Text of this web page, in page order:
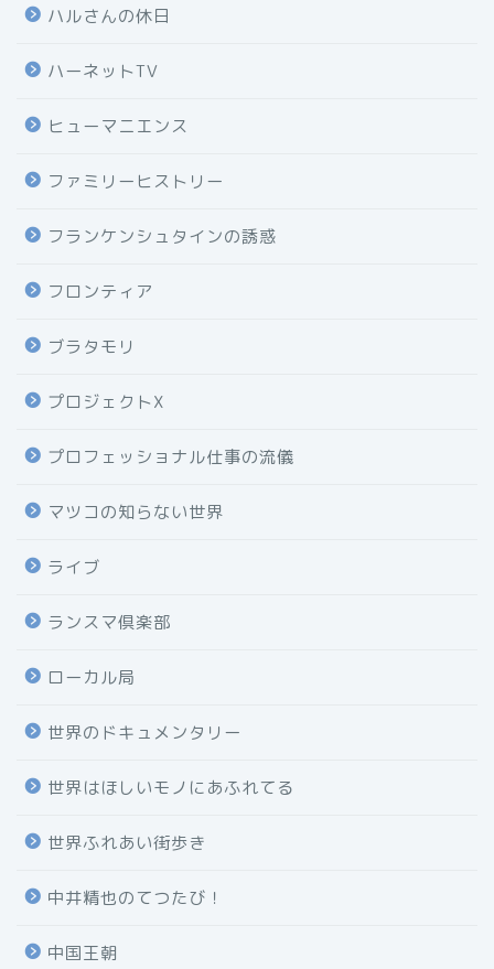
ハルさんの休日
ハーネットTV
ヒューマニエンス
ファミリーヒストリー
フランケンシュタインの誘惑
フロンティア
ブラタモリ
プロジェクトX
プロフェッショナル仕事の流儀
マツコの知らない世界
ライブ
ランスマ倶楽部
ローカル局
世界のドキュメンタリー
世界はほしいモノにあふれてる
世界ふれあい街歩き
中井精也のてつたび！
中国王朝